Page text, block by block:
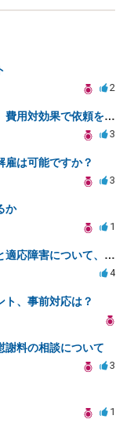
2
警察には弁護士を勧められましたが、費用対効果で依頼をすることを躊躇しています。
3
は可能ですか？
3
か
1
業務改善を提案した直後の人事異動と適応障害について、法的に問題があるか相談したいです。
4
、事前対応は？
謝料の相談について
3
1